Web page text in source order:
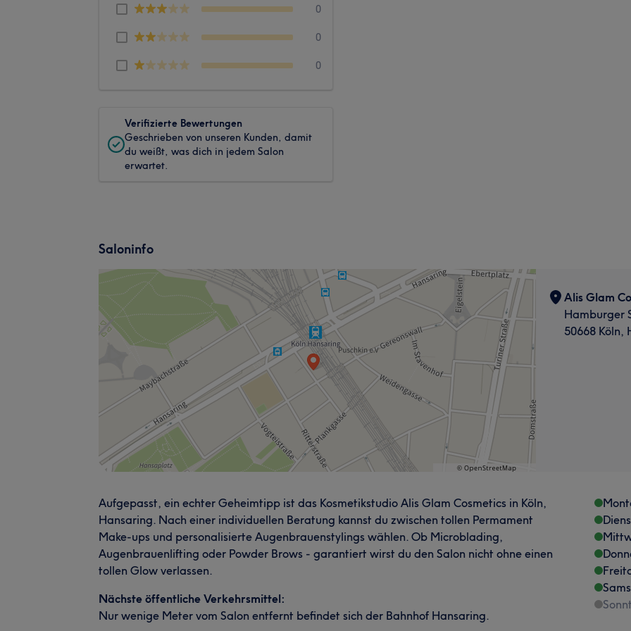
0
0
0
Verifizierte Bewertungen
Geschrieben von unseren Kunden, damit
du weißt, was dich in jedem Salon
erwartet.
Saloninfo
Alis Glam
Hamburger
50668 Köln,
Aufgepasst, ein echter Geheimtipp ist das Kosmetikstudio Alis Glam Cosmetics in Köln,
Hansaring. Nach einer individuellen Beratung kannst du zwischen tollen Permament
Make-ups und personalisierte Augenbrauenstylings wählen. Ob Microblading,
Augenbrauenlifting oder Powder Brows - garantiert wirst du den Salon nicht ohne einen
tollen Glow verlassen.
Nächste öffentliche Verkehrsmittel:
Nur wenige Meter vom Salon entfernt befindet sich der Bahnhof Hansaring.